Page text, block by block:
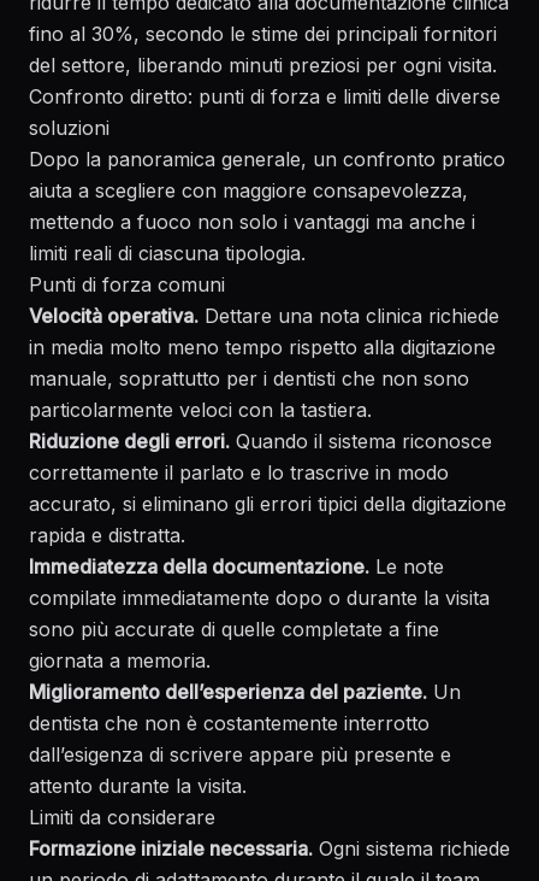
fino al 30%, secondo le stime dei principali fornitori
del settore, liberando minuti preziosi per ogni visita.
Confronto diretto: punti di forza e limiti delle diverse
soluzioni
Dopo la panoramica generale, un confronto pratico
aiuta a scegliere con maggiore consapevolezza,
mettendo a fuoco non solo i vantaggi ma anche i
limiti reali di ciascuna tipologia.
Punti di forza comuni
Velocità operativa. Dettare una nota clinica richiede
in media molto meno tempo rispetto alla digitazione
manuale, soprattutto per i dentisti che non sono
particolarmente veloci con la tastiera.
Riduzione degli errori. Quando il sistema riconosce
correttamente il parlato e lo trascrive in modo
accurato, si eliminano gli errori tipici della digitazione
rapida e distratta.
Immediatezza della documentazione. Le note
compilate immediatamente dopo o durante la visita
sono più accurate di quelle completate a fine
giornata a memoria.
Miglioramento dell’esperienza del paziente. Un
dentista che non è costantemente interrotto
dall’esigenza di scrivere appare più presente e
attento durante la visita.
Limiti da considerare
Formazione iniziale necessaria. Ogni sistema richiede